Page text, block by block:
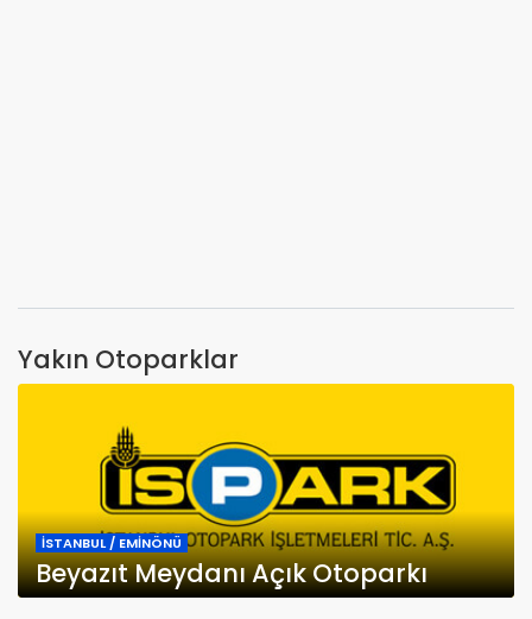
Yakın Otoparklar
İSTANBUL / EMİNÖNÜ
Beyazıt Meydanı Açık Otoparkı